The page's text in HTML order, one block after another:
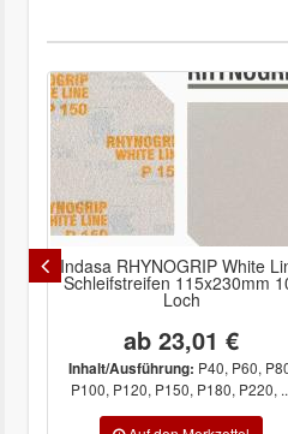
Indasa RHYNOGRIP White
Schleifstreifen 115x230mm
Loch
ab 23,01 €
Inhalt/Ausführung: P40, P60,
P100, P120, P150, P180, P220,